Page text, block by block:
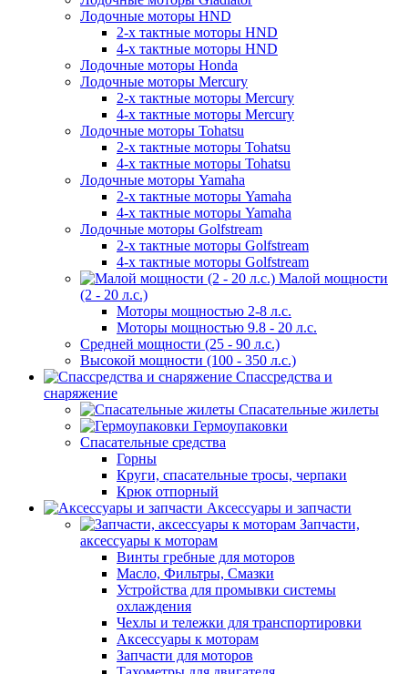
Лодочные моторы HND
2-х тактные моторы HND
4-х тактные моторы HND
Лодочные моторы Honda
Лодочные моторы Mercury
2-х тактные моторы Mercury
4-х тактные моторы Mercury
Лодочные моторы Tohatsu
2-х тактные моторы Tohatsu
4-х тактные моторы Tohatsu
Лодочные моторы Yamaha
2-х тактные моторы Yamaha
4-х тактные моторы Yamaha
Лодочные моторы Golfstream
2-х тактные моторы Golfstream
4-х тактные моторы Golfstream
Малой мощности
(2 - 20 л.с.)
Моторы мощностью 2-8 л.с.
Моторы мощностью 9.8 - 20 л.с.
Средней мощности (25 - 90 л.с.)
Высокой мощности (100 - 350 л.с.)
Спассредства и
снаряжение
Спасательные жилеты
Гермоупаковки
Спасательные средства
Горны
Круги, спасательные тросы, черпаки
Крюк отпорный
Аксессуары и запчасти
Запчасти,
аксессуары к моторам
Винты гребные для моторов
Масло, Фильтры, Смазки
Устройства для промывки системы
охлаждения
Чехлы и тележки для транспортировки
Аксессуары к моторам
Запчасти для моторов